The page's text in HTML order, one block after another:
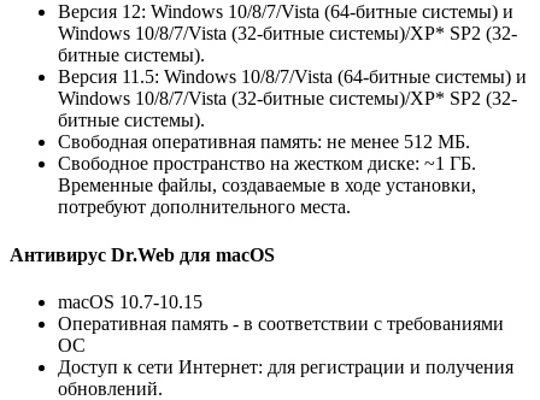
Версия 12: Windows 10/8/7/Vista (64-битные системы) и
Windows 10/8/7/Vista (32-битные системы)/XP* SP2 (32-
битные системы).
Версия 11.5: Windows 10/8/7/Vista (64-битные системы) и
Windows 10/8/7/Vista (32-битные системы)/XP* SP2 (32-
битные системы).
Свободная оперативная память: не менее 512 МБ.
Свободное пространство на жестком диске: ~1 ГБ.
Временные файлы, создаваемые в ходе установки,
потребуют дополнительного места.
Антивирус Dr.Web для macOS
macOS 10.7-10.15
Оперативная память - в соответствии с требованиями
ОС
Доступ к сети Интернет: для регистрации и получения
обновлений.